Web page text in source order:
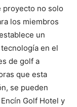
proyecto no solo
los miembros
un
en el
de golf a
que esta
se pueden
Golf Hotel y